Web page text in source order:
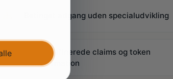
Betinget adgang uden specialudvikling
Brugerdefinerede claims og token
transformation